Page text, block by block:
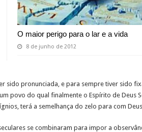
O maior perigo para o lar e a vida
8 de junho de 2012
sido pronunciada, e para sempre tiver sido
povo do qual finalmente o Espírito de Deus
terá a semelhança do zelo para com
se combinaram para impor a